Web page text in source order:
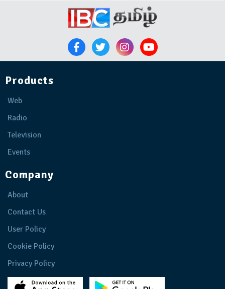
Products
Web
Radio
Television
Events
Company
About
Contact Us
User Policy
Cookie Policy
Privacy Policy